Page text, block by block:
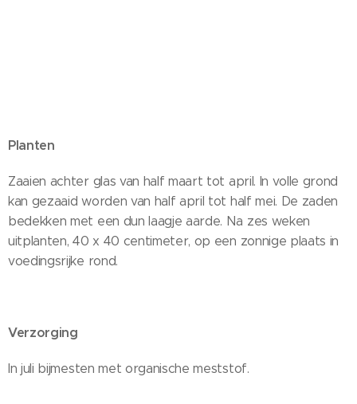
Planten
Zaaien achter glas van half maart tot april. In volle grond
kan gezaaid worden van half april tot half mei. De zaden
bedekken met een dun laagje aarde. Na zes weken
uitplanten, 40 x 40 centimeter, op een zonnige plaats in
voedingsrijke rond.
Verzorging
In juli bijmesten met organische meststof.